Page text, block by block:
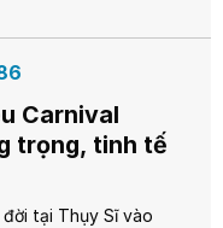
Carnival
trọng, tinh tế
đời tại Thụy Sĩ vào